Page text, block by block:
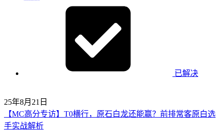
已解决
25年8月21日
【MC高分专访】T0横行，原石白龙还能赢？前排常客原白选
手实战解析